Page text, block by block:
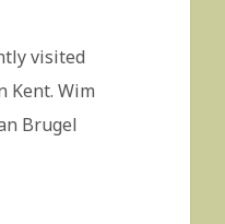
visited
Kent. Wim
Brugel